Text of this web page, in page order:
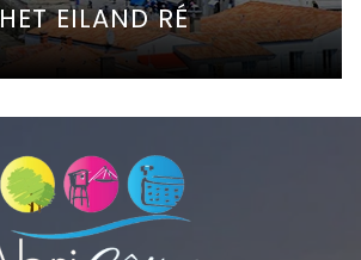
HET EILAND RÉ